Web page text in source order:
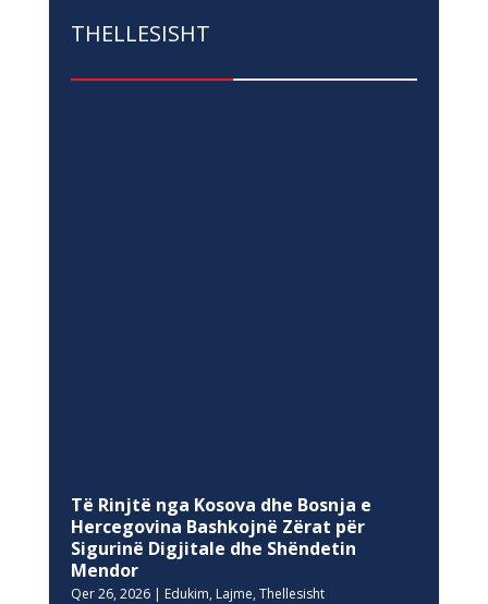
THELLESISHT
Të Rinjtë nga Kosova dhe Bosnja e
Hercegovina Bashkojnë Zërat për
Sigurinë Digjitale dhe Shëndetin
Mendor
Qer 26, 2026| Edukim, Lajme, Thellesisht